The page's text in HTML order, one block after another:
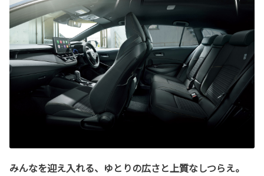
みんなを迎え入れる、ゆとりの広さと上質なしつらえ。